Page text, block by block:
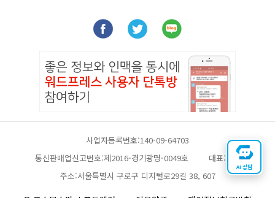
사업자등록번호:140-09-64703
통신판매업신고번호:제2016-경기광명-0049호
대표:채찬
주소:서울특별시 구로구 디지털로29길 38, 607
AI 상담